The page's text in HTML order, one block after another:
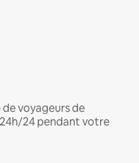
voyageurs de
24 pendant votre